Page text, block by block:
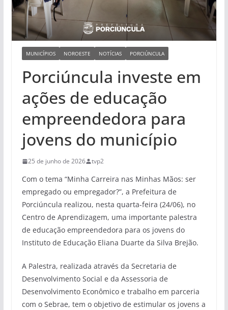
MUNICÍPIOS NOROESTE NOTÍCIAS PORCIÚNCULA
Porciúncula investe em
ações de educação
empreendedora para
jovens do município
25 de junho de 2026 tvp2
Com o tema “Minha Carreira nas Minhas Mãos: ser
empregado ou empregador?”, a Prefeitura de
Porciúncula realizou, nesta quarta-feira (24/06), no
Centro de Aprendizagem, uma importante palestra
de educação empreendedora para os jovens do
Instituto de Educação Eliana Duarte da Silva Brejão.
A Palestra, realizada através da Secretaria de
Desenvolvimento Social e da Assessoria de
Desenvolvimento Econômico e trabalho em parceria
com o Sebrae, tem o objetivo de estimular os jovens a